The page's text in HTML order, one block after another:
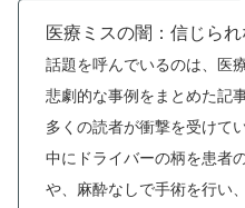
医療ミスの闇：信じら
話題を呼んでいるのは、医
悲劇的な事例をまとめた記
多くの読者が衝撃を受けて
中にドライバーの柄を患者
や、麻酔なしで手術を行い